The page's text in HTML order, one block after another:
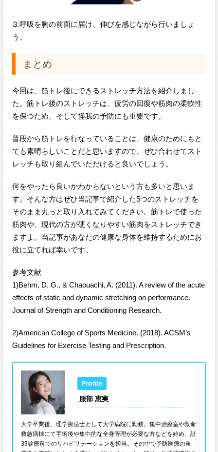
⒊呼吸を胸の前面に届け、伸びを感じながら行いましょ
う。
まとめ
今回は、筋トレ後にできるストレッチ方法を紹介しまし
た。筋トレ後のストレッチは、疲労の回復や筋肉の柔軟性
を保つため、そして怪我の予防にも重要です。
普段から筋トレを行なっていることは、健康のためにもと
ても素晴らしいことだと思いますので、ぜひ合わせてスト
レッチも取り組んでいただけると良いでしょう。
何をやったら良いかわからないという方も多いと思いま
す。そんな方はぜひ当記事で紹介した5つのストレッチを
そのまま丸っと取り入れてみてください。筋トレで使った
筋肉や、現代の方が硬くなりやすい筋肉をストレッチでき
ますよ。当記事があなたの健康な身体を維持するためにお
役に立てれば幸いです。
参考文献
1)Behm, D. G., & Chaouachi, A. (2011). A review of the acute
effects of static and dynamic stretching on performance.
Journal of Strength and Conditioning Research.
2)American College of Sports Medicine. (2018). ACSM’s
Guidelines for Exercise Testing and Prescription.
服部 恵実
大学卒業後、理学療法士として大学病院に勤務。集中治療室や救命
救急病棟にて手術後や集中的な全身管理が必要な方などを始め、計
33診療科でのリハビリテーションを担当。その中で予防医療の重